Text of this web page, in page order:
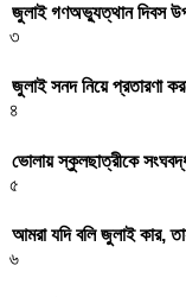
জুলাই গণঅভ্যুত্থান দিবস
৩
জুলাই সনদ নিয়ে প্রতারণা
৪
ভোলায় স্কুলছাত্রীকে
৫
আমরা যদি বলি জুলাই কার,
৬